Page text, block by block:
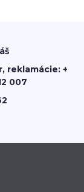
reklamácie: +
007